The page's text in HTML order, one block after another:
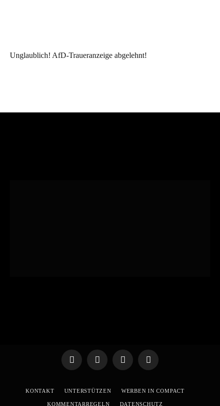
Unglaublich! AfD-Traueranzeige abgelehnt!
TelegramWhatsApp
X
YouTube
KONTAKT UNTERSTÜTZEN WERBEN IN COMPACT
KOMMENTARREGELN DATENSCHUTZ